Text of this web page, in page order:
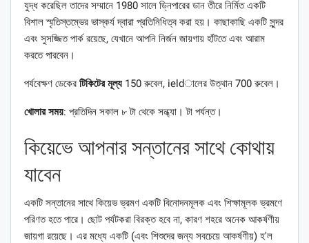
যুদ্ধ করেছিল তাদের সম্মানে 1980 সালে ড্নিপারের ডান তীরে নির্মিত একটি
বিশাল স্মৃতিস্তম্ভের ভাস্কর্য দ্বারা প্রতিনিধিত্ব করা হয়। কাছাকাছি একটি সুন্দর
এবং সুসজ্জিত পার্ক রয়েছে, যেখানে আপনি নির্জন জায়গায় হাঁটতে এবং আরাম
করতে পারবেন।
পর্যবেক্ষণ ডেকের টিকিটের মূল্য150 রুবেল, ieldালের উত্থান 700 রুবেল।
খোলার সময়: প্রতিদিন সকাল ৮ টা থেকে সন্ধ্যা। টা পর্যন্ত।
কিয়েভে আপনার সন্তানের সাথে কোথায়
যাবেন
একটি সন্তানের সাথে কিয়েভ ভ্রমণ একটি বিনোদনমূলক এবং শিক্ষামূলক ভ্রমণে
পরিণত হতে পারে। ছোট পর্যটকরা বিরক্ত হবে না, কারণ শহরে অনেক আকর্ষণীয়
জায়গা রয়েছে। এর মধ্যে একটি (এবং শিশুদের জন্য সবচেয়ে আকর্ষণীয়) হ'ল